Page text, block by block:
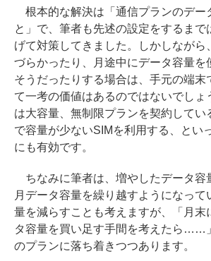
根本的な解決は「通信プランのデー
と」で、筆者も先述の設定をするまで
げて対策してきました。しかしながら
づらかったり、月途中にデータ容量を
そうだったりする場合は、手元の端末
て一考の価値はあるのではないでしょ
は大容量、無制限プランを契約してい
で容量が少ないSIMを利用する、とい
にも有効です。
ちなみに筆者は、増やしたデータ容
月データ容量を繰り越すようになって
量を減らすことも考えますが、「月末
タ容量を買い足す手間を考えたら……
のプランに落ち着きつつあります。